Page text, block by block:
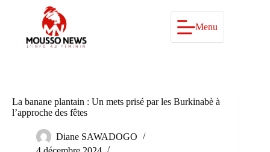
Menu
La banane plantain : Un mets prisé par les Burkinabè à
l’approche des fêtes
Diane SAWADOGO